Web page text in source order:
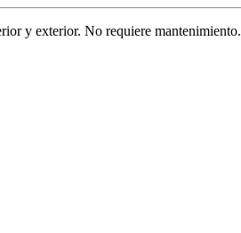
y exterior. No requiere mantenimiento.